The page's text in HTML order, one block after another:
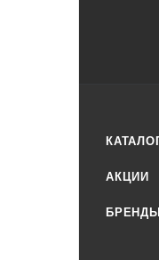
АКЦИИ
БРЕНДЫ